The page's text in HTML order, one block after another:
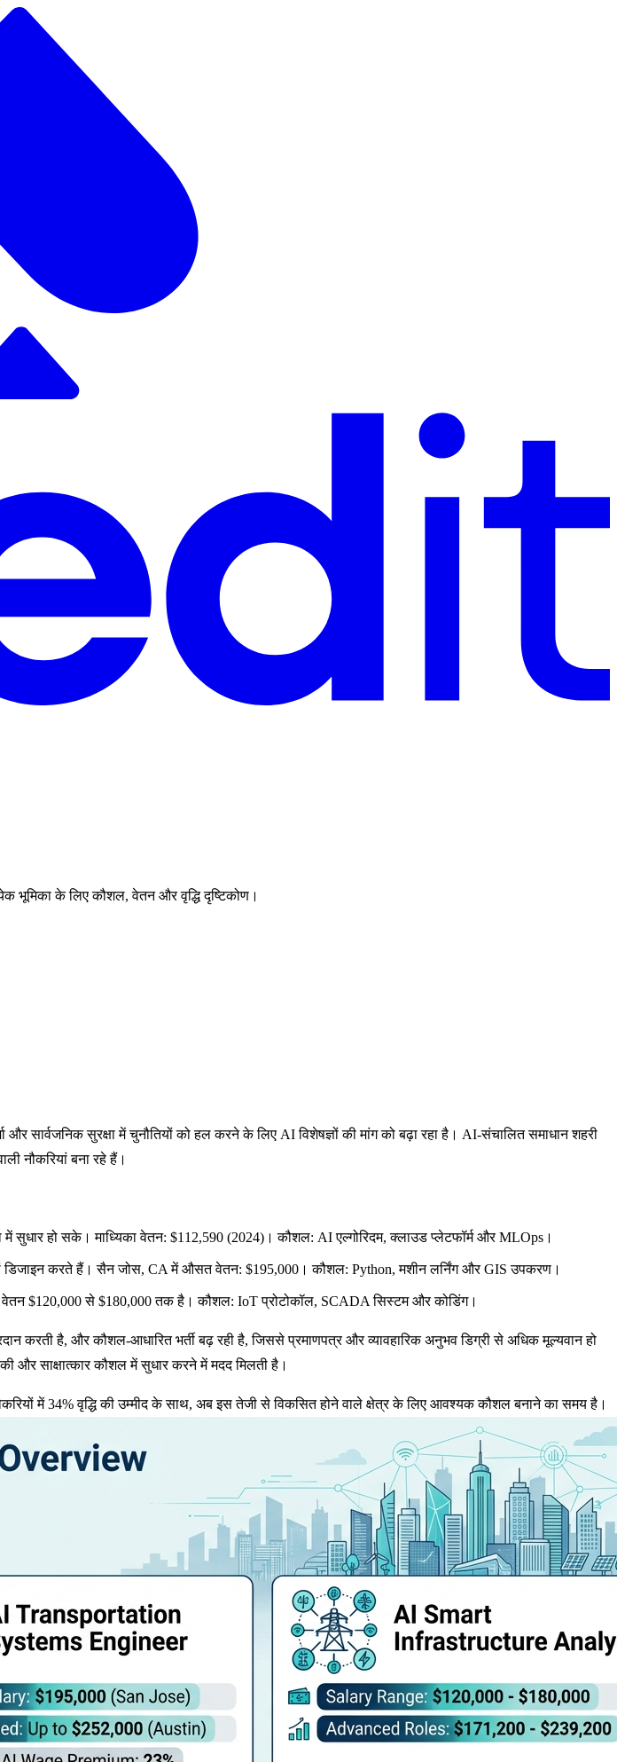
भूमिका के लिए कौशल, वेतन और वृद्धि दृष्टिकोण।
सार्वजनिक सुरक्षा में चुनौतियों को हल करने के लिए AI विशेषज्ञों की मांग को बढ़ा रहा है। AI-संचालित समाधान शहरी
नौकरियां बना रहे हैं।
हो सके। माध्यिका वेतन: $112,590 (2024)। कौशल: AI एल्गोरिदम, क्लाउड प्लेटफॉर्म और MLOps।
डिजाइन करते हैं। सैन जोस, CA में औसत वेतन: $195,000। कौशल: Python, मशीन लर्निंग और GIS उपकरण।
$120,000 से $180,000 तक है। कौशल: IoT प्रोटोकॉल, SCADA सिस्टम और कोडिंग।
करती है, और कौशल-आधारित भर्ती बढ़ रही है, जिससे प्रमाणपत्र और व्यावहारिक अनुभव डिग्री से अधिक मूल्यवान हो
और साक्षात्कार कौशल में सुधार करने में मदद मिलती है।
में 34% वृद्धि की उम्मीदके साथ, अब इस तेजी से विकसित होने वाले क्षेत्र के लिए आवश्यक कौशल बनाने का समय है।